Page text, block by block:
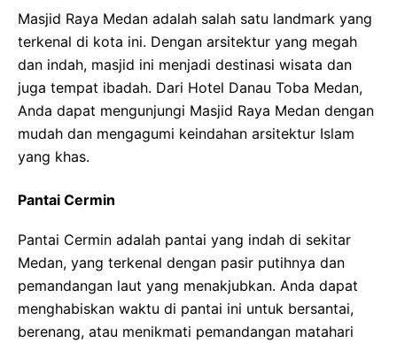
Masjid Raya Medan adalah salah satu landmark yang
terkenal di kota ini. Dengan arsitektur yang megah
dan indah, masjid ini menjadi destinasi wisata dan
juga tempat ibadah. Dari Hotel Danau Toba Medan,
Anda dapat mengunjungi Masjid Raya Medan dengan
mudah dan mengagumi keindahan arsitektur Islam
yang khas.
Pantai Cermin
Pantai Cermin adalah pantai yang indah di sekitar
Medan, yang terkenal dengan pasir putihnya dan
pemandangan laut yang menakjubkan. Anda dapat
menghabiskan waktu di pantai ini untuk bersantai,
berenang, atau menikmati pemandangan matahari